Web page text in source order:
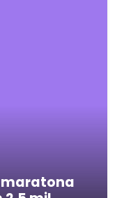
maratona